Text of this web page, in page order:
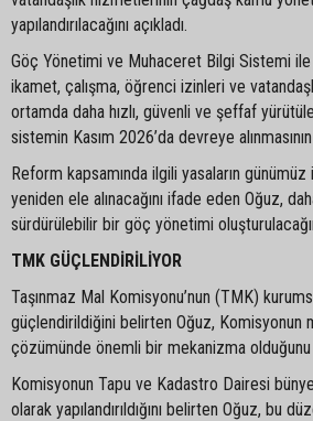
yapılandırılacağını açıkladı.
Göç Yönetimi ve Muhaceret Bilgi Sistemi ile
ikamet, çalışma, öğrenci izinleri ve
ortamda daha hızlı, güvenli ve şeffaf
sistemin Kasım 2026’da devreye
Reform kapsamında ilgili yasaların günümüz
yeniden ele alınacağını ifade eden Oğuz,
sürdürülebilir bir göç yönetimi
TMK GÜÇLENDİRİLİYOR
Taşınmaz Mal Komisyonu’nun (TMK)
güçlendirildiğini belirten Oğuz, Komisyonun
çözümünde önemli bir mekanizma
Komisyonun Tapu ve Kadastro Dairesi
olarak yapılandırıldığını belirten Oğuz, bu